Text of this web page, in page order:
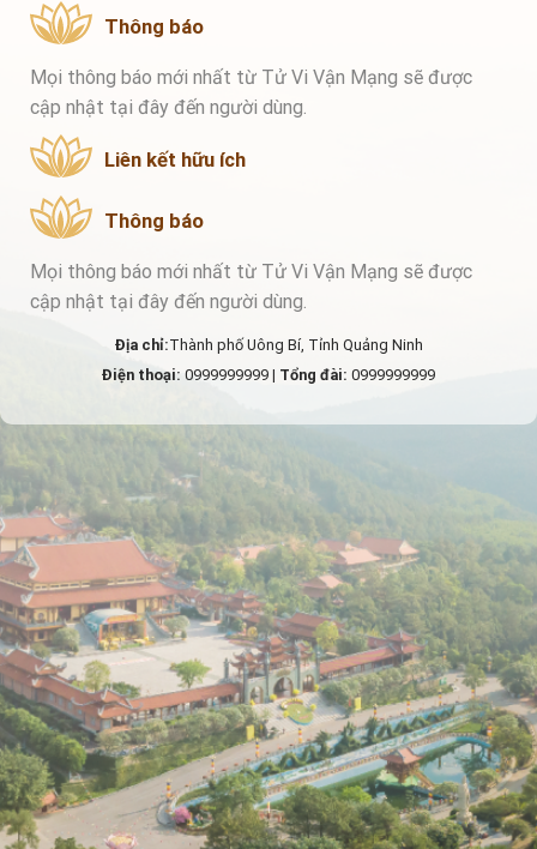
Thông báo
Mọi thông báo mới nhất từ Tử Vi Vận Mạng sẽ được
cập nhật tại đây đến người dùng.
Liên kết hữu ích
Thông báo
Mọi thông báo mới nhất từ Tử Vi Vận Mạng sẽ được
cập nhật tại đây đến người dùng.
Địa chỉ:Thành phố Uông Bí, Tỉnh Quảng Ninh
Điện thoại: 0999999999 | Tổng đài: 0999999999